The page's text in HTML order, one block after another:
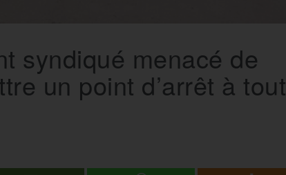
syndiqué menacé de
un point d’arrêt à tout